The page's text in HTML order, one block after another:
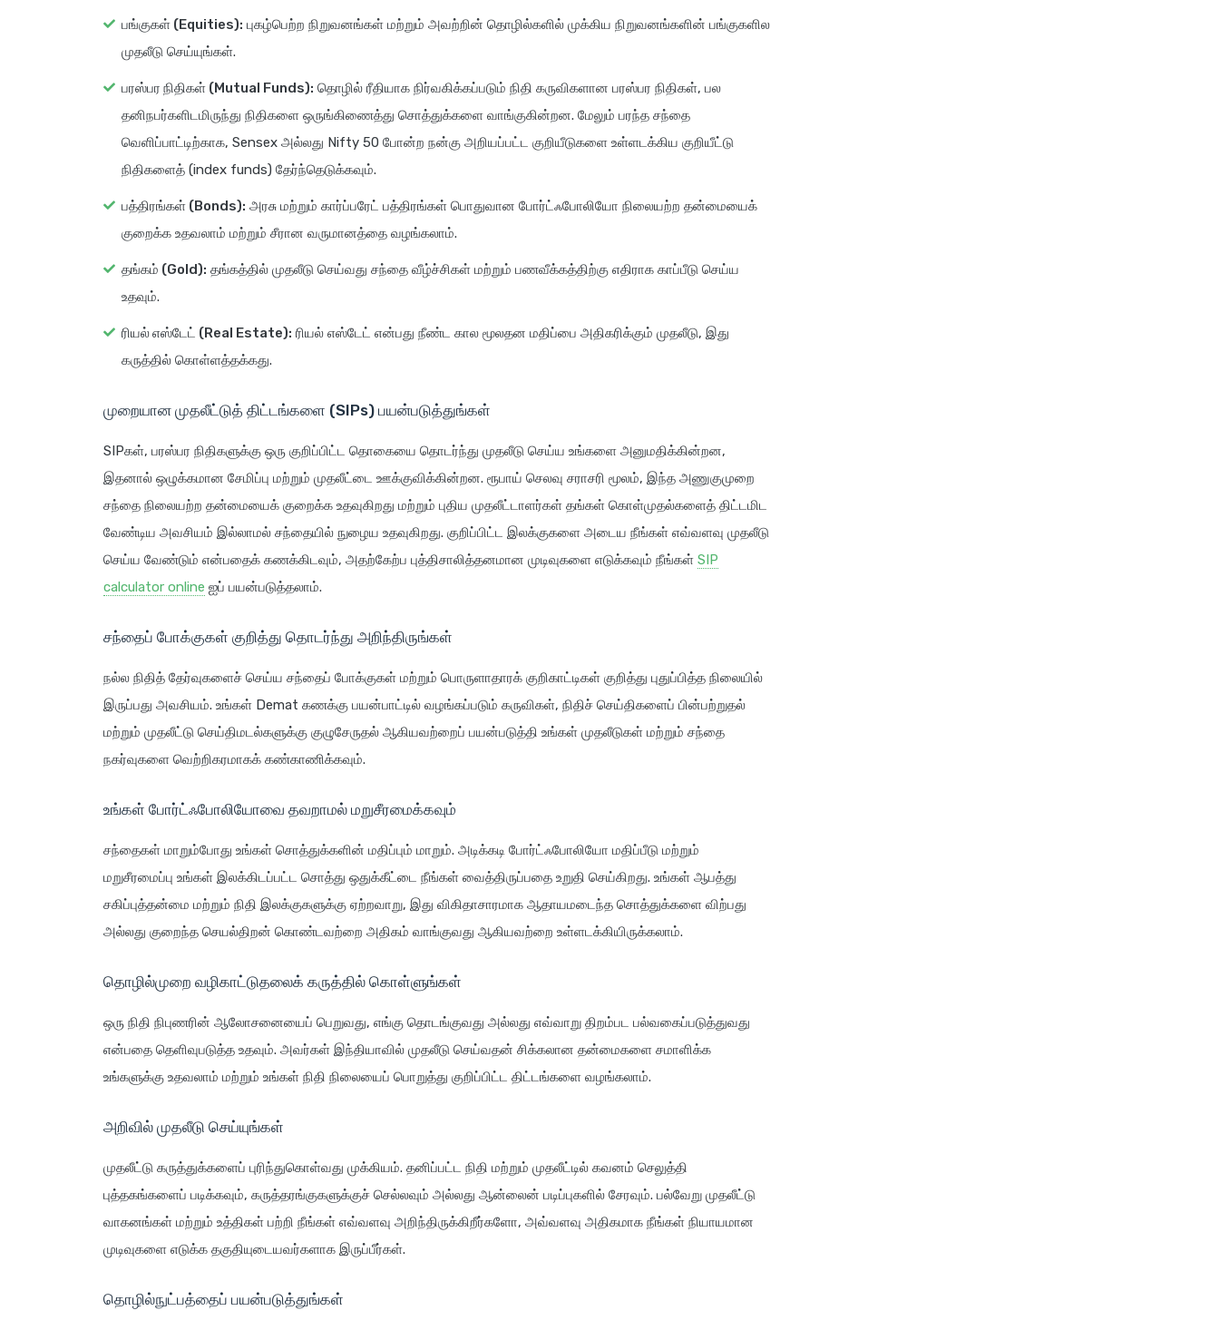
பங்குகள் (Equities): புகழ்பெற்ற நிறுவனங்கள் மற்றும் அவற்றின் தொழில்களில் முக்கிய நிறுவனங்களின் பங்குகளில
முதலீடு செய்யுங்கள்.
பரஸ்பர நிதிகள் (Mutual Funds): தொழில் ரீதியாக நிர்வகிக்கப்படும் நிதி கருவிகளான பரஸ்பர நிதிகள், பல
தனிநபர்களிடமிருந்து நிதிகளை ஒருங்கிணைத்து சொத்துக்களை வாங்குகின்றன. மேலும் பரந்த சந்தை
வெளிப்பாட்டிற்காக, Sensex அல்லது Nifty 50 போன்ற நன்கு அறியப்பட்ட குறியீடுகளை உள்ளடக்கிய குறியீட்டு
நிதிகளைத் (index funds) தேர்ந்தெடுக்கவும்.
பத்திரங்கள் (Bonds): அரசு மற்றும் கார்ப்பரேட் பத்திரங்கள் பொதுவான போர்ட்ஃபோலியோ நிலையற்ற தன்மையைக்
குறைக்க உதவலாம் மற்றும் சீரான வருமானத்தை வழங்கலாம்.
தங்கம் (Gold): தங்கத்தில் முதலீடு செய்வது சந்தை வீழ்ச்சிகள் மற்றும் பணவீக்கத்திற்கு எதிராக காப்பீடு செய்ய
உதவும்.
ரியல் எஸ்டேட் (Real Estate): ரியல் எஸ்டேட் என்பது நீண்ட கால மூலதன மதிப்பை அதிகரிக்கும் முதலீடு, இது
கருத்தில் கொள்ளத்தக்கது.
முறையான முதலீட்டுத் திட்டங்களை (SIPs) பயன்படுத்துங்கள்
SIPகள், பரஸ்பர நிதிகளுக்கு ஒரு குறிப்பிட்ட தொகையை தொடர்ந்து முதலீடு செய்ய உங்களை அனுமதிக்கின்றன,
இதனால் ஒழுக்கமான சேமிப்பு மற்றும் முதலீட்டை ஊக்குவிக்கின்றன. ரூபாய் செலவு சராசரி மூலம், இந்த அணுகுமுறை
சந்தை நிலையற்ற தன்மையைக் குறைக்க உதவுகிறது மற்றும் புதிய முதலீட்டாளர்கள் தங்கள் கொள்முதல்களைத் திட்டமிட
வேண்டிய அவசியம் இல்லாமல் சந்தையில் நுழைய உதவுகிறது. குறிப்பிட்ட இலக்குகளை அடைய நீங்கள் எவ்வளவு முதலீடு
செய்ய வேண்டும் என்பதைக் கணக்கிடவும், அதற்கேற்ப புத்திசாலித்தனமான முடிவுகளை எடுக்கவும் நீங்கள் SIP
calculator online ஐப் பயன்படுத்தலாம்.
சந்தைப் போக்குகள் குறித்து தொடர்ந்து அறிந்திருங்கள்
நல்ல நிதித் தேர்வுகளைச் செய்ய சந்தைப் போக்குகள் மற்றும் பொருளாதாரக் குறிகாட்டிகள் குறித்து புதுப்பித்த நிலையில்
இருப்பது அவசியம். உங்கள் Demat கணக்கு பயன்பாட்டில் வழங்கப்படும் கருவிகள், நிதிச் செய்திகளைப் பின்பற்றுதல்
மற்றும் முதலீட்டு செய்திமடல்களுக்கு குழுசேருதல் ஆகியவற்றைப் பயன்படுத்தி உங்கள் முதலீடுகள் மற்றும் சந்தை
நகர்வுகளை வெற்றிகரமாகக் கண்காணிக்கவும்.
உங்கள் போர்ட்ஃபோலியோவை தவறாமல் மறுசீரமைக்கவும்
சந்தைகள் மாறும்போது உங்கள் சொத்துக்களின் மதிப்பும் மாறும். அடிக்கடி போர்ட்ஃபோலியோ மதிப்பீடு மற்றும்
மறுசீரமைப்பு உங்கள் இலக்கிடப்பட்ட சொத்து ஒதுக்கீட்டை நீங்கள் வைத்திருப்பதை உறுதி செய்கிறது. உங்கள் ஆபத்து
சகிப்புத்தன்மை மற்றும் நிதி இலக்குகளுக்கு ஏற்றவாறு, இது விகிதாசாரமாக ஆதாயமடைந்த சொத்துக்களை விற்பது
அல்லது குறைந்த செயல்திறன் கொண்டவற்றை அதிகம் வாங்குவது ஆகியவற்றை உள்ளடக்கியிருக்கலாம்.
தொழில்முறை வழிகாட்டுதலைக் கருத்தில் கொள்ளுங்கள்
ஒரு நிதி நிபுணரின் ஆலோசனையைப் பெறுவது, எங்கு தொடங்குவது அல்லது எவ்வாறு திறம்பட பல்வகைப்படுத்துவது
என்பதை தெளிவுபடுத்த உதவும். அவர்கள் இந்தியாவில் முதலீடு செய்வதன் சிக்கலான தன்மைகளை சமாளிக்க
உங்களுக்கு உதவலாம் மற்றும் உங்கள் நிதி நிலையைப் பொறுத்து குறிப்பிட்ட திட்டங்களை வழங்கலாம்.
அறிவில் முதலீடு செய்யுங்கள்
முதலீட்டு கருத்துக்களைப் புரிந்துகொள்வது முக்கியம். தனிப்பட்ட நிதி மற்றும் முதலீட்டில் கவனம் செலுத்தி
புத்தகங்களைப் படிக்கவும், கருத்தரங்குகளுக்குச் செல்லவும் அல்லது ஆன்லைன் படிப்புகளில் சேரவும். பல்வேறு முதலீட்டு
வாகனங்கள் மற்றும் உத்திகள் பற்றி நீங்கள் எவ்வளவு அறிந்திருக்கிறீர்களோ, அவ்வளவு அதிகமாக நீங்கள் நியாயமான
முடிவுகளை எடுக்க தகுதியுடையவர்களாக இருப்பீர்கள்.
தொழில்நுட்பத்தைப் பயன்படுத்துங்கள்